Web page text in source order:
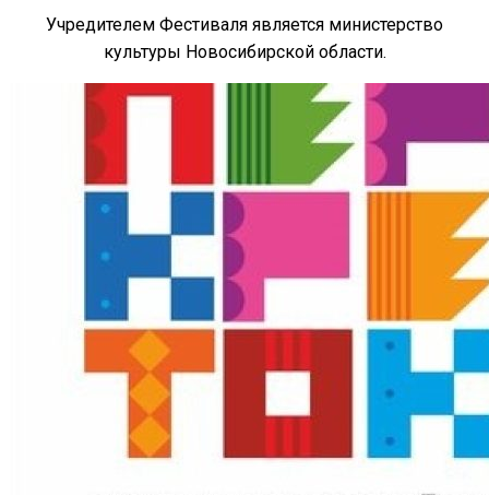
Учредителем Фестиваля является министерство
культуры Новосибирской области.